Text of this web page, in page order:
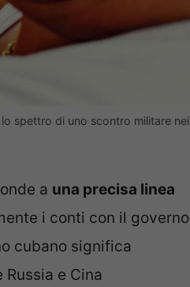
lo spettro di uno scontro militare nei
a una precisa linea
i conti con il governo
cubano significa
e Cina